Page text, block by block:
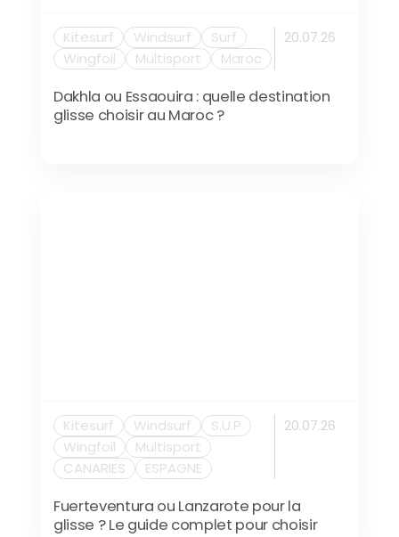
Kitesurf Windsurf
Surf
Wingfoil
Multisport Maroc
20.07.26
Dakhla ou Essaouira : quelle destination
glisse choisir au Maroc ?
Kitesurf Windsurf
S.U.P
Wingfoil
Multisport
CANARIES
ESPAGNE
20.07.26
Fuerteventura ou Lanzarote pour la
glisse ? Le guide complet pour choisir